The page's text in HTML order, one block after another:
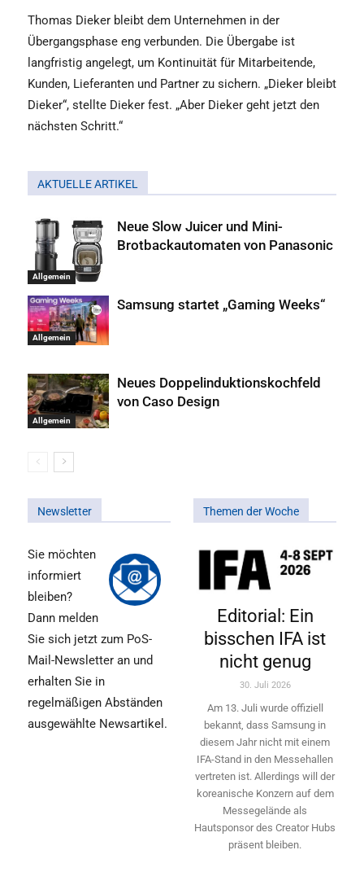
Thomas Dieker bleibt dem Unternehmen in der
Übergangsphase eng verbunden. Die Übergabe ist
langfristig angelegt, um Kontinuität für Mitarbeitende,
Kunden, Lieferanten und Partner zu sichern. „Dieker bleibt
Dieker“, stellte Dieker fest. „Aber Dieker geht jetzt den
nächsten Schritt.“
AKTUELLE ARTIKEL
Allgemein
Neue Slow Juicer und Mini-
Brotbackautomaten von Panasonic
Allgemein
Samsung startet „Gaming Weeks“
Allgemein
Neues Doppelinduktionskochfeld
von Caso Design
Newsletter
Sie möchten
informiert
bleiben?
Dann melden
Sie sich jetzt zum PoS-
Mail-Newsletter an und
erhalten Sie in
regelmäßigen Abständen
ausgewählte Newsartikel.
Themen der Woche
Editorial: Ein
bisschen IFA ist
nicht genug
30. Juli 2026
Am 13. Juli wurde offiziell
bekannt, dass Samsung in
diesem Jahr nicht mit einem
IFA-Stand in den Messehallen
vertreten ist. Allerdings will ­der
koreanische Konzern auf dem
Messegelände als
Hautsponsor des Creator Hubs
präsent bleiben.